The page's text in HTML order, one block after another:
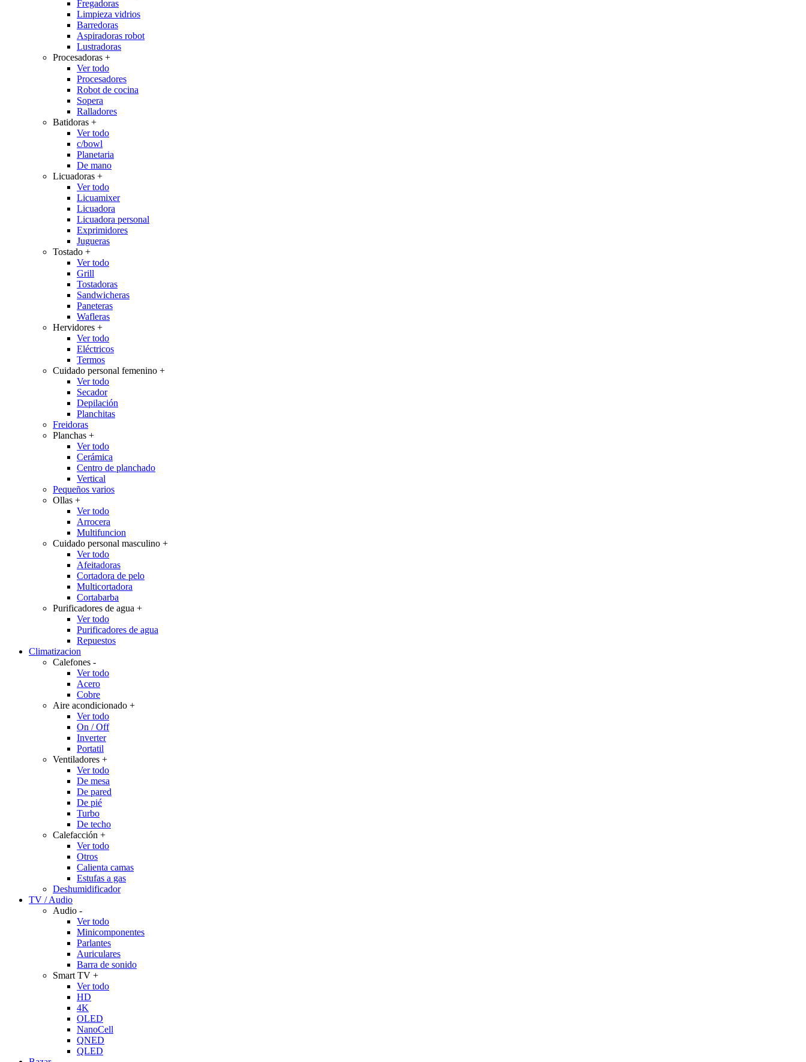
Fregadoras
Limpieza vidrios
Barredoras
Aspiradoras robot
Lustradoras
Procesadoras +
Ver todo
Procesadores
Robot de cocina
Sopera
Ralladores
Batidoras +
Ver todo
c/bowl
Planetaria
De mano
Licuadoras +
Ver todo
Licuamixer
Licuadora
Licuadora personal
Exprimidores
Jugueras
Tostado +
Ver todo
Grill
Tostadoras
Sandwicheras
Paneteras
Wafleras
Hervidores +
Ver todo
Eléctricos
Termos
Cuidado personal femenino +
Ver todo
Secador
Depilación
Planchitas
Freidoras
Planchas +
Ver todo
Cerámica
Centro de planchado
Vertical
Pequeños varios
Ollas +
Ver todo
Arrocera
Multifuncion
Cuidado personal masculino +
Ver todo
Afeitadoras
Cortadora de pelo
Multicortadora
Cortabarba
Purificadores de agua +
Ver todo
Purificadores de agua
Repuestos
Climatizacion
Calefones -
Ver todo
Acero
Cobre
Aire acondicionado +
Ver todo
On / Off
Inverter
Portatil
Ventiladores +
Ver todo
De mesa
De pared
De pié
Turbo
De techo
Calefacción +
Ver todo
Otros
Calienta camas
Estufas a gas
Deshumidificador
TV / Audio
Audio -
Ver todo
Minicomponentes
Parlantes
Auriculares
Barra de sonido
Smart TV +
Ver todo
HD
4K
OLED
NanoCell
QNED
QLED